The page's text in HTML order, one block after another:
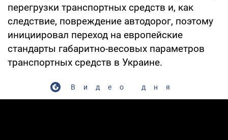
перегрузки транспортных средств и, как
следствие, повреждение автодорог, поэтому
инициировал переход на европейские
стандарты габаритно-весовых параметров
транспортных средств в Украине.
Видео дня